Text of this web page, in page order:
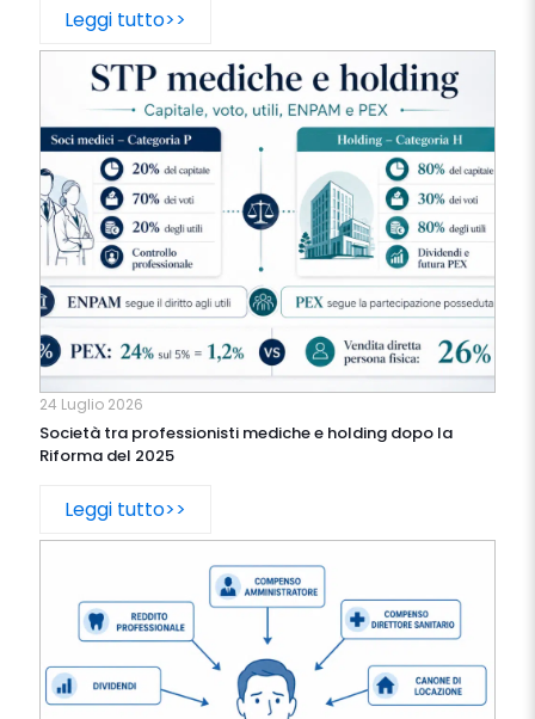
Leggi tutto>>
24 Luglio 2026
Società tra professionisti mediche e holding dopo la
Riforma del 2025
Leggi tutto>>